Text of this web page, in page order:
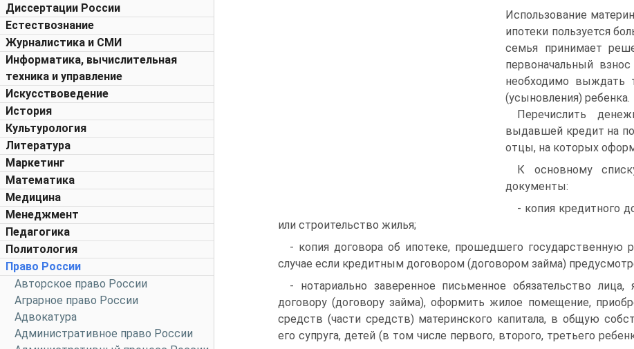
Диссертации России
Естествознание
Журналистика и СМИ
Информатика, вычислительная
техника и управление
Искусствоведение
История
Культурология
Литература
Маркетинг
Математика
Медицина
Менеджмент
Педагогика
Политология
Право России
Авторское право России
Аграрное право России
Адвокатура
Административное право России
Использование
ипотеки пользуется
семья принимает
первоначальный
необходимо выждать
(усыновления) ребенка.
Перечислить
выдавшей кредит на
отцы, на которых
К основному
документы:
- копия кредитного
или строительство жилья;
- копия договора об ипотеке, прошедшего государственную
случае если кредитным договором (договором займа)
- нотариально заверенное письменное обязательство
договору (договору займа), оформить жилое помещение,
средств (части средств) материнского капитала, в общую
его супруга, детей (в том числе первого, второго, третьего